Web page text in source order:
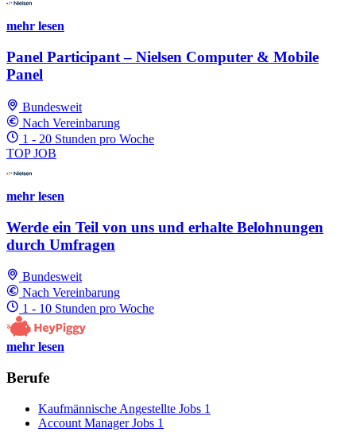
mehr lesen
Panel Participant – Nielsen Computer & Mobile
Panel
Bundesweit
Nach Vereinbarung
1 - 20 Stunden pro Woche
TOP JOB
mehr lesen
Werde ein Teil von uns und erhalte Belohnungen
durch Umfragen
Bundesweit
Nach Vereinbarung
1 - 10 Stunden pro Woche
mehr lesen
Berufe
Kaufmännische Angestellte Jobs 1
Account Manager Jobs 1